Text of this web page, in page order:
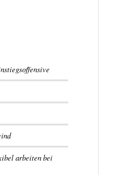
arbeiten bei